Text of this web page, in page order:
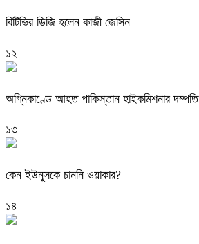
বিটিভির ডিজি হলেন কাজী জেসিন
১২
অগ্নিকাণ্ডে আহত পাকিস্তান হাইকমিশনার দম্পতি
১৩
কেন ইউনূসকে চাননি ওয়াকার?
১৪